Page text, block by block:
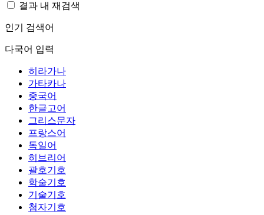
결과 내 재검색
인기 검색어
다국어 입력
히라가나
가타카나
중국어
한글고어
그리스문자
프랑스어
독일어
히브리어
괄호기호
학술기호
기술기호
첨자기호